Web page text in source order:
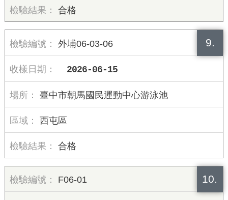
合格
9.
外埔06-03-06
2026-06-15
臺中市朝馬國民運動中心游泳池
西屯區
合格
10.
F06-01